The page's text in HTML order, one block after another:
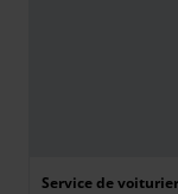
Service de voiturier